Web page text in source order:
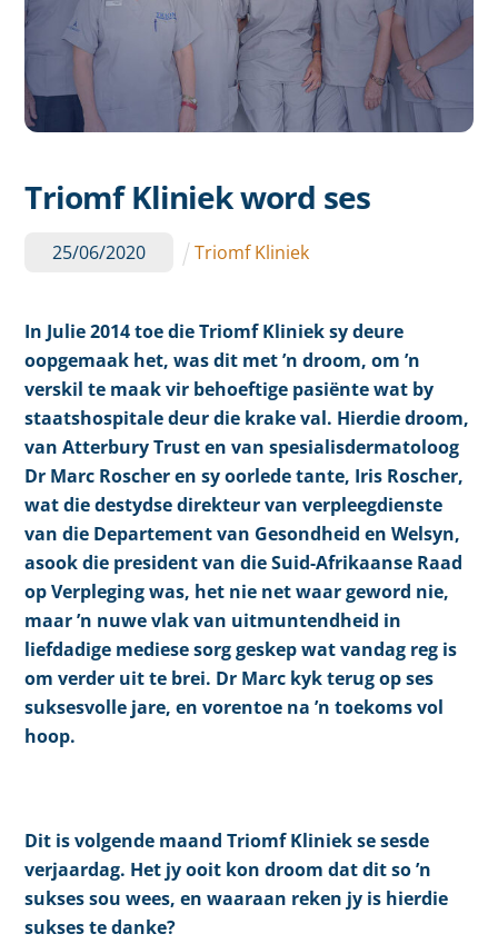
Triomf Kliniek word ses
25/06/2020 Triomf Kliniek
In Julie 2014 toe die Triomf Kliniek sy deure
oopgemaak het, was dit met ’n droom, om ’n
verskil te maak vir behoeftige pasiënte wat by
staatshospitale deur die krake val. Hierdie droom,
van Atterbury Trust en van spesialisdermatoloog
Dr Marc Roscher en sy oorlede tante, Iris Roscher,
wat die destydsedirekteur van verpleegdienste
van die Departement van Gesondheid en Welsyn,
asook die president van die Suid-Afrikaanse Raad
op Verpleging was, het nie net waar geword nie,
maar ’n nuwe vlak van uitmuntendheid in
liefdadige mediese sorg geskep wat vandag reg is
om verder uit te brei. Dr Marc kyk terug op ses
suksesvolle jare, en vorentoe na ’n toekoms vol
hoop.
Dit is volgende maand Triomf Kliniek se sesde
verjaardag. Het jy ooit kon droom dat dit so ’n
sukses sou wees, en waaraan reken jy is hierdie
sukses te danke?